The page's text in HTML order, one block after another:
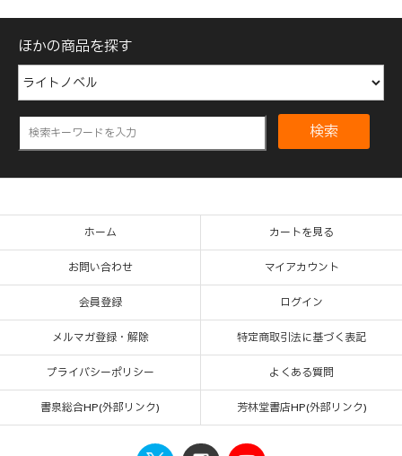
ほかの商品を探す
検索
ホーム カートを見る
お問い合わせ マイアカウント
会員登録 ログイン
メルマガ登録・解除 特定商取引法に基づく表記
プライバシーポリシー よくある質問
書泉総合HP(外部リンク) 芳林堂書店HP(外部リンク)